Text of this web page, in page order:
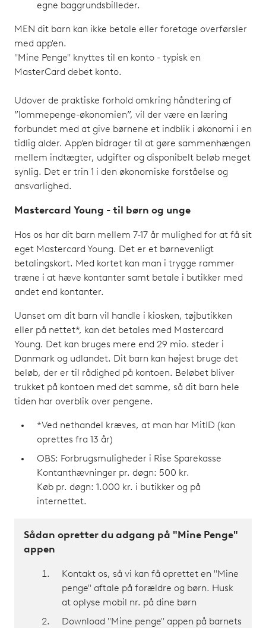
egne baggrundsbilleder.
MEN dit barn kan ikke betale eller foretage overførsler
med app'en.
"Mine Penge" knyttes til en konto - typisk en
MasterCard debet konto.
Udover de praktiske forhold omkring håndtering af
”lommepenge-økonomien”, vil der være en læring
forbundet med at give børnene et indblik i økonomi i en
tidlig alder. App'en bidrager til at gøre sammenhængen
mellem indtægter, udgifter og disponibelt beløb meget
synlig. Det er trin 1 i den økonomiske forståelse og
ansvarlighed.
Mastercard Young - til børn og unge
Hos os har dit barn mellem 7-17 år mulighed for at få sit
eget Mastercard Young. Det er et børnevenligt
betalingskort. Med kortet kan man i trygge rammer
træne i at hæve kontanter samt betale i butikker med
andet end kontanter.
Uanset om dit barn vil handle i kiosken, tøjbutikken
eller på nettet*, kan det betales med Mastercard
Young. Det kan bruges mere end 29 mio. steder i
Danmark og udlandet. Dit barn kan højest bruge det
beløb, der er til rådighed på kontoen. Beløbet bliver
trukket på kontoen med det samme, så dit barn hele
tiden har overblik over pengene.
*Ved nethandel kræves, at man har MitID (kan
oprettes fra 13 år)
OBS: Forbrugsmuligheder i Rise Sparekasse
Kontanthævninger pr. døgn: 500 kr.
Køb pr. døgn: 1.000 kr. i butikker og på
internettet.
Sådan opretter du adgang på "Mine Penge"
appen
Kontakt os, så vi kan få oprettet en "Mine
penge" aftale på forældre og børn. Husk
at oplyse mobil nr. på dine børn
Download "Mine penge" appen på barnets